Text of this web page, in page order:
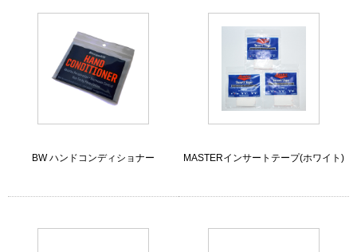
BW ハンドコンディショナー MASTERインサートテープ(ホワイト)